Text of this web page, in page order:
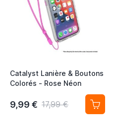
Catalyst Lanière & Boutons
Colorés - Rose Néon
9,99 € 17,99 €